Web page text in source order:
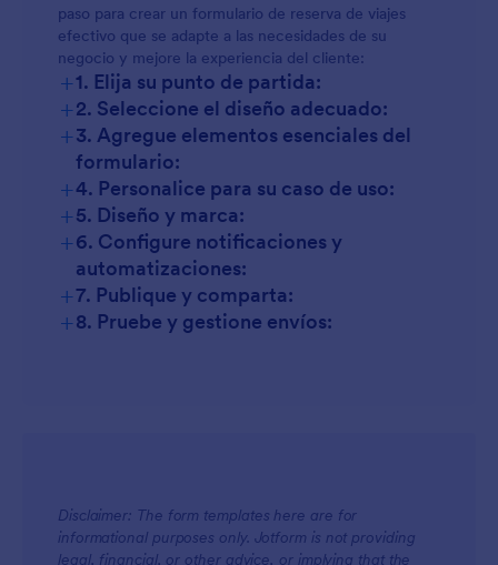
Formularios de viajes de negocios:
Formularios de itinerario personalizados:
paso para crear un formulario de reserva de viajes
efectivo que se adapte a las necesidades de su
negocio y mejore la experiencia del cliente:
+1. Elija su punto de partida:
+2. Seleccione el diseño adecuado:
+3. Agregue elementos esenciales del
formulario:
+4. Personalice para su caso de uso:
+5. Diseño y marca:
+6. Configure notificaciones y
automatizaciones:
+7. Publique y comparta:
+8. Pruebe y gestione envíos:
Disclaimer: The form templates here are for
informational purposes only. Jotform is not providing
legal, financial, or other advice, or implying that the